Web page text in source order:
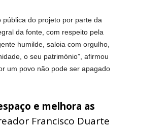
pública do projeto por parte da
da fonte, com respeito pela
humilde, saloia com orgulho,
o seu património”, afirmou
um povo não pode ser apagado
e melhora as
Francisco Duarte